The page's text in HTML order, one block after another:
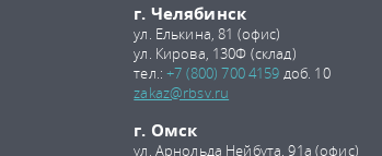
г. Челябинск
ул. Елькина, 81 (офис)
ул. Кирова, 130Ф (склад)
тел.:+7 (800) 700 4159 доб. 10
zakaz@rbsv.ru
г. Омск
ул. Арнольда Нейбута, 91а (офис)